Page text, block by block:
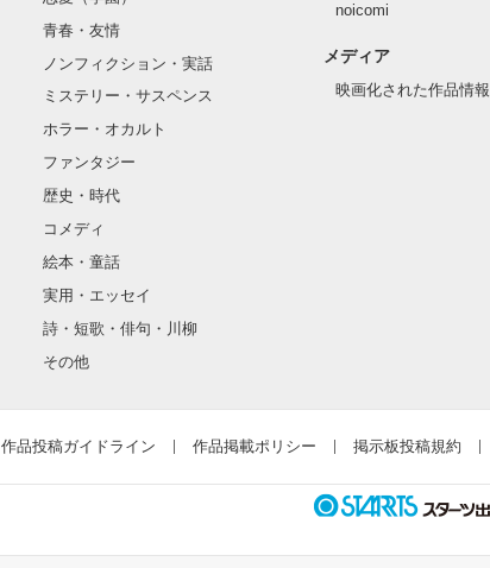
ほとんど笑顔なんて見せたことがなくてぶっきらぼう
そんな性格と見た目のせいで学校中のみんなから
怖くて近づいてはいけない人だと思っていたのに
「なんかあったら連絡して。すぐ助けに行く」
噂や見た目とは違って、私にはすごく優しい
天地くんは私にとってヒーローのような人だった。
青春・友情
ノンフィクション・実話
ミステリー・サスペンス
ホラー・オカルト
ファンタジー
歴史・時代
コメディ
絵本・童話
実用・エッセイ
詩・短歌・俳句・川柳
その他
noicomi
メディア
映画化された作品情報
作品投稿ガイドライン 作品掲載ポリシー 掲示板投稿規約